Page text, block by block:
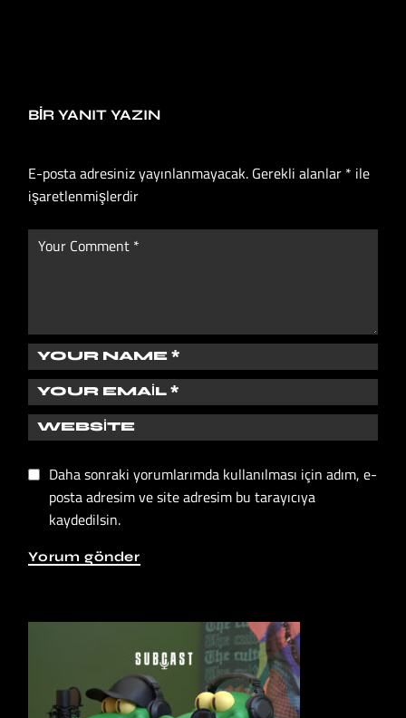
BIR YANIT YAZIN
E-posta adresiniz yayınlanmayacak. Gerekli alanlar * ile
işaretlenmişlerdir
Daha sonraki yorumlarımda kullanılması için adım, e-
posta adresim ve site adresim bu tarayıcıya
kaydedilsin.
Yorum gönder